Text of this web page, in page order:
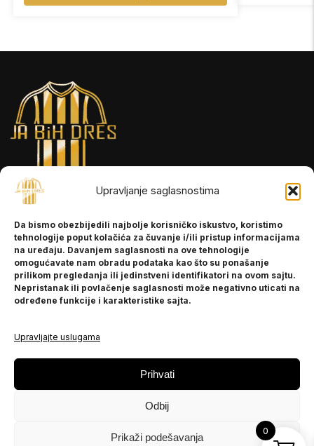
Upravljanje saglasnostima
Da bismo obezbijedili najbolje korisničko iskustvo, koristimo
tehnologije poput kolačića za čuvanje i/ili pristup informacijama
na uređaju. Davanjem saglasnosti na ove tehnologije
omogućavate nam obradu podataka kao što su ponašanje
prilikom pregledanja ili jedinstveni identifikatori na ovom sajtu.
Nepristanak ili povlačenje saglasnosti može negativno uticati na
određene funkcije i karakteristike sajta.
Upravljajte uslugama
Prihvati
Odbij
Prikaži podešavanja
INFORMACIJE
O nama
Kontakt
POMOĆ
Politika privatnosti
PRATITE NAS
Instagram
0